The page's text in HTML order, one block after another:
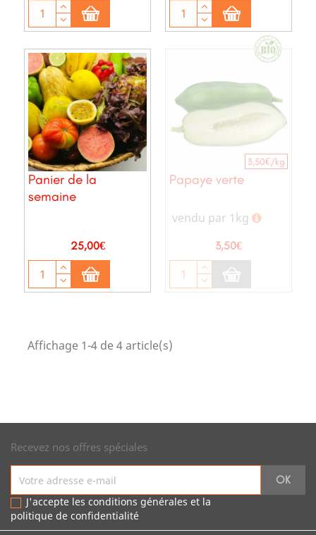
Panier de la
semaine
Prix
25,00€
Papaye verte
3,50€/kg
vendu par 1kg
Prix
3,50€
Affichage 1-4 de 4 article(s)
Recevez nos offres spéciales
J'accepte les conditions générales et la
politique de confidentialité